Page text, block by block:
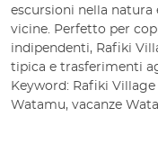
escursioni nella natura
vicine. Perfetto per
indipendenti, Rafiki
tipica e trasferimenti
Keyword: Rafiki
Watamu, vacanze